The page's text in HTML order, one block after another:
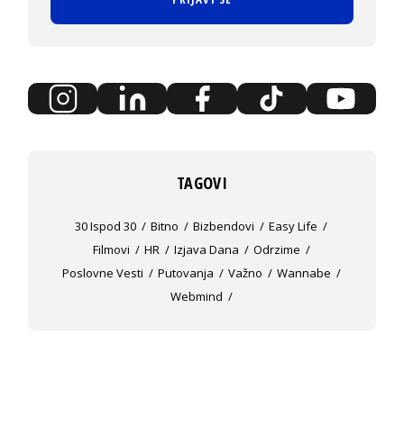
TAGOVI
30 Ispod 30 Bitno Bizbendovi
Easy Life
Filmovi
HR Izjava Dana
Odrzime
Poslovne Vesti
Putovanja Važno
Wannabe
Webmind